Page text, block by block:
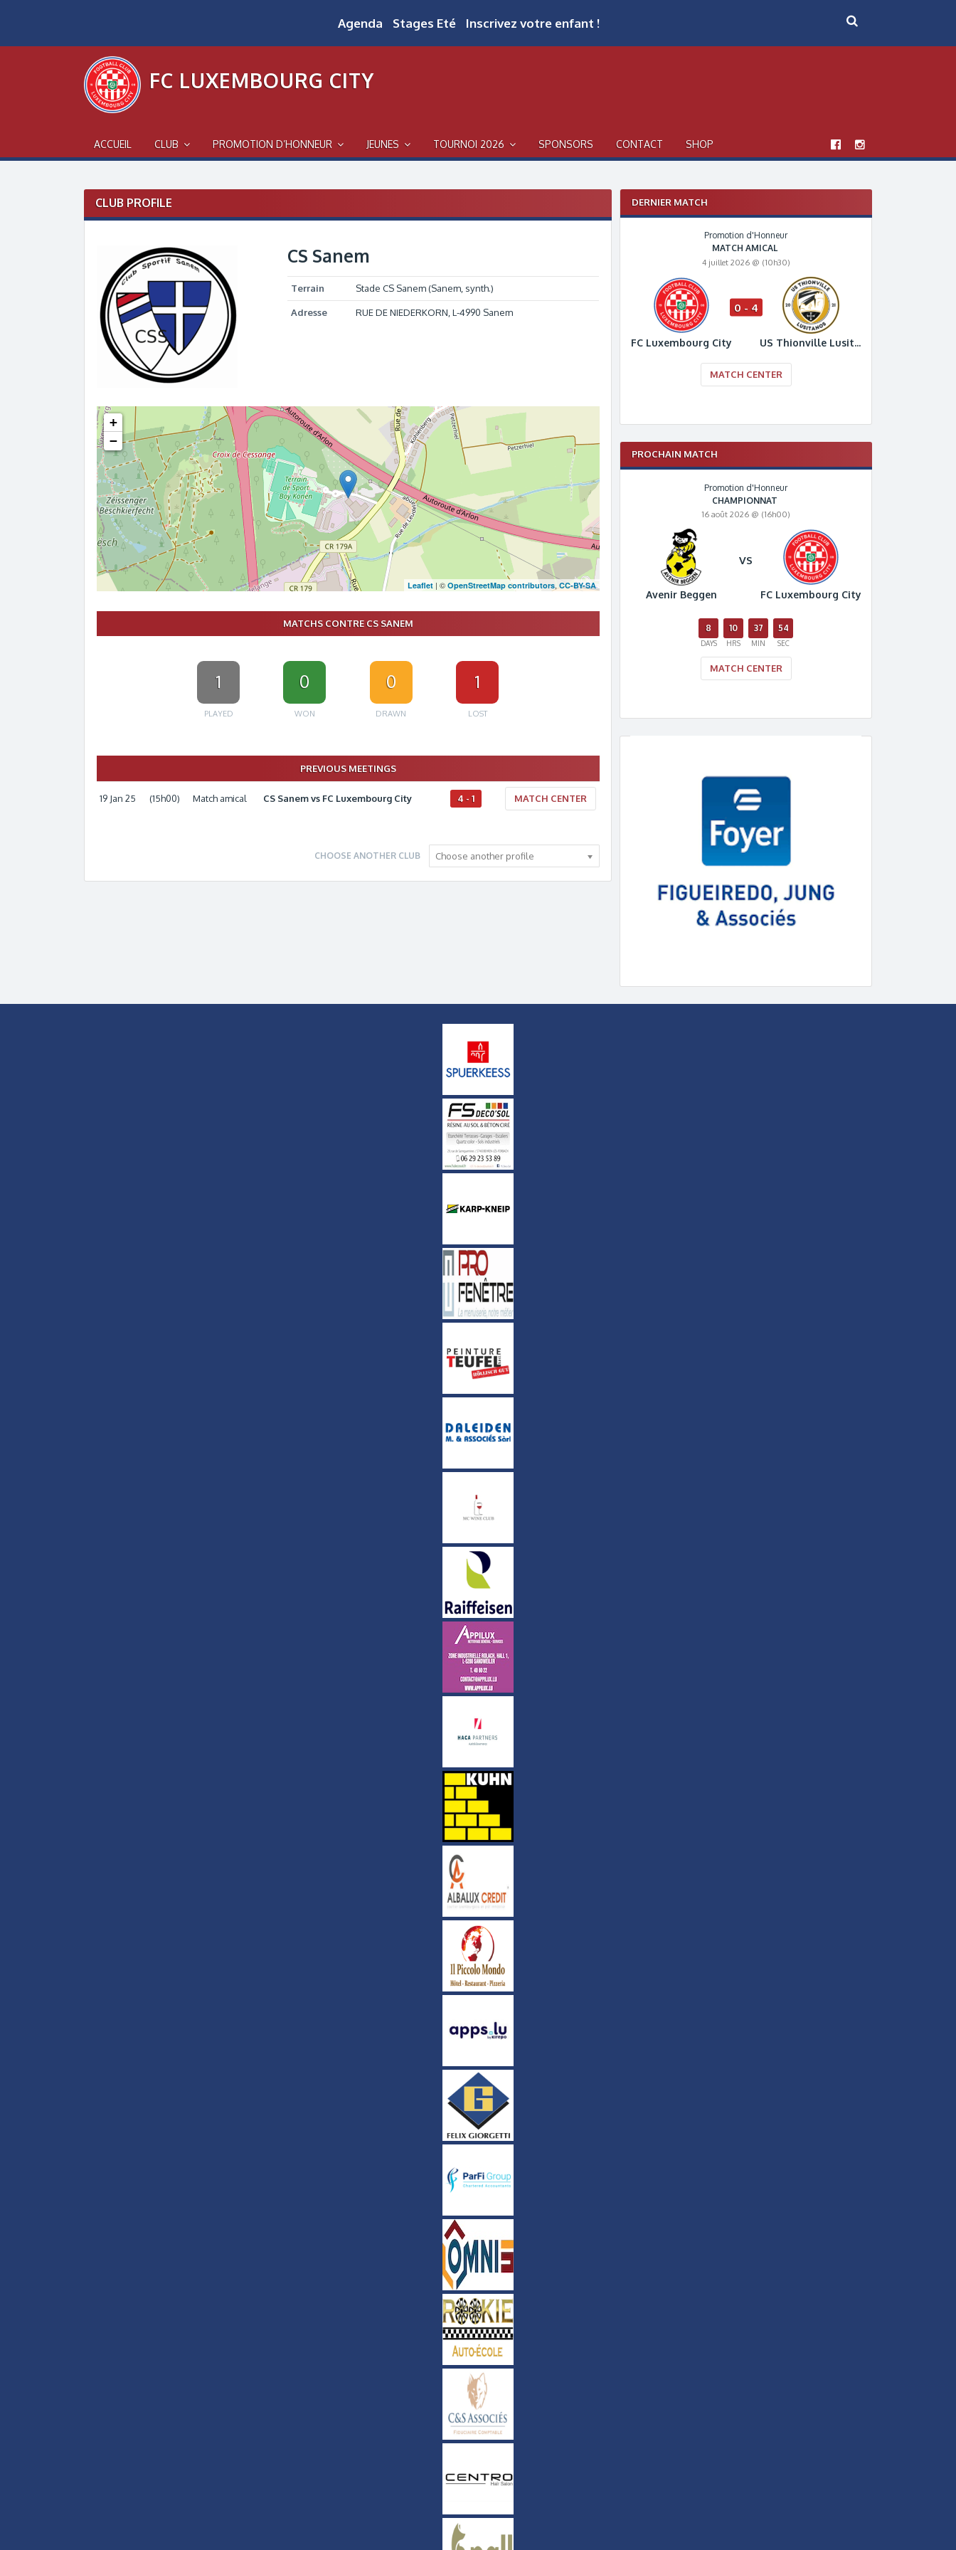
Agenda Stages Eté Inscrivez votre enfant !
FC LUXEMBOURG CITY
ACCUEIL CLUB PROMOTION D’HONNEUR JEUNES TOURNOI 2026 SPONSORS CONTACT SHOP
CLUB PROFILE
CS Sanem
Terrain Stade CS Sanem (Sanem, synth.)
Adresse RUE DE NIEDERKORN, L-4990 Sanem
+
−
Leaflet| © OpenStreetMap contributors, CC-BY-SA
MATCHS CONTRE CS SANEM
1
PLAYED
0
WON
0
DRAWN
1
LOST
PREVIOUS MEETINGS
19 Jan 25 (15h00) Match amical CS Sanem vs FC Luxembourg City 4 - 1 MATCH CENTER
CHOOSE ANOTHER CLUB Choose another profile
DERNIER MATCH
Promotion d'Honneur
MATCH AMICAL
4 juillet 2026 @ (10h30)
FC Luxembourg City
0 - 4
US Thionville Lusitanos
MATCH CENTER
PROCHAIN MATCH
Promotion d'Honneur
CHAMPIONNAT
16 août 2026 @ (16h00)
Avenir Beggen
VS
FC Luxembourg City
8
DAYS
10
HRS
37
MIN
53
SEC
MATCH CENTER